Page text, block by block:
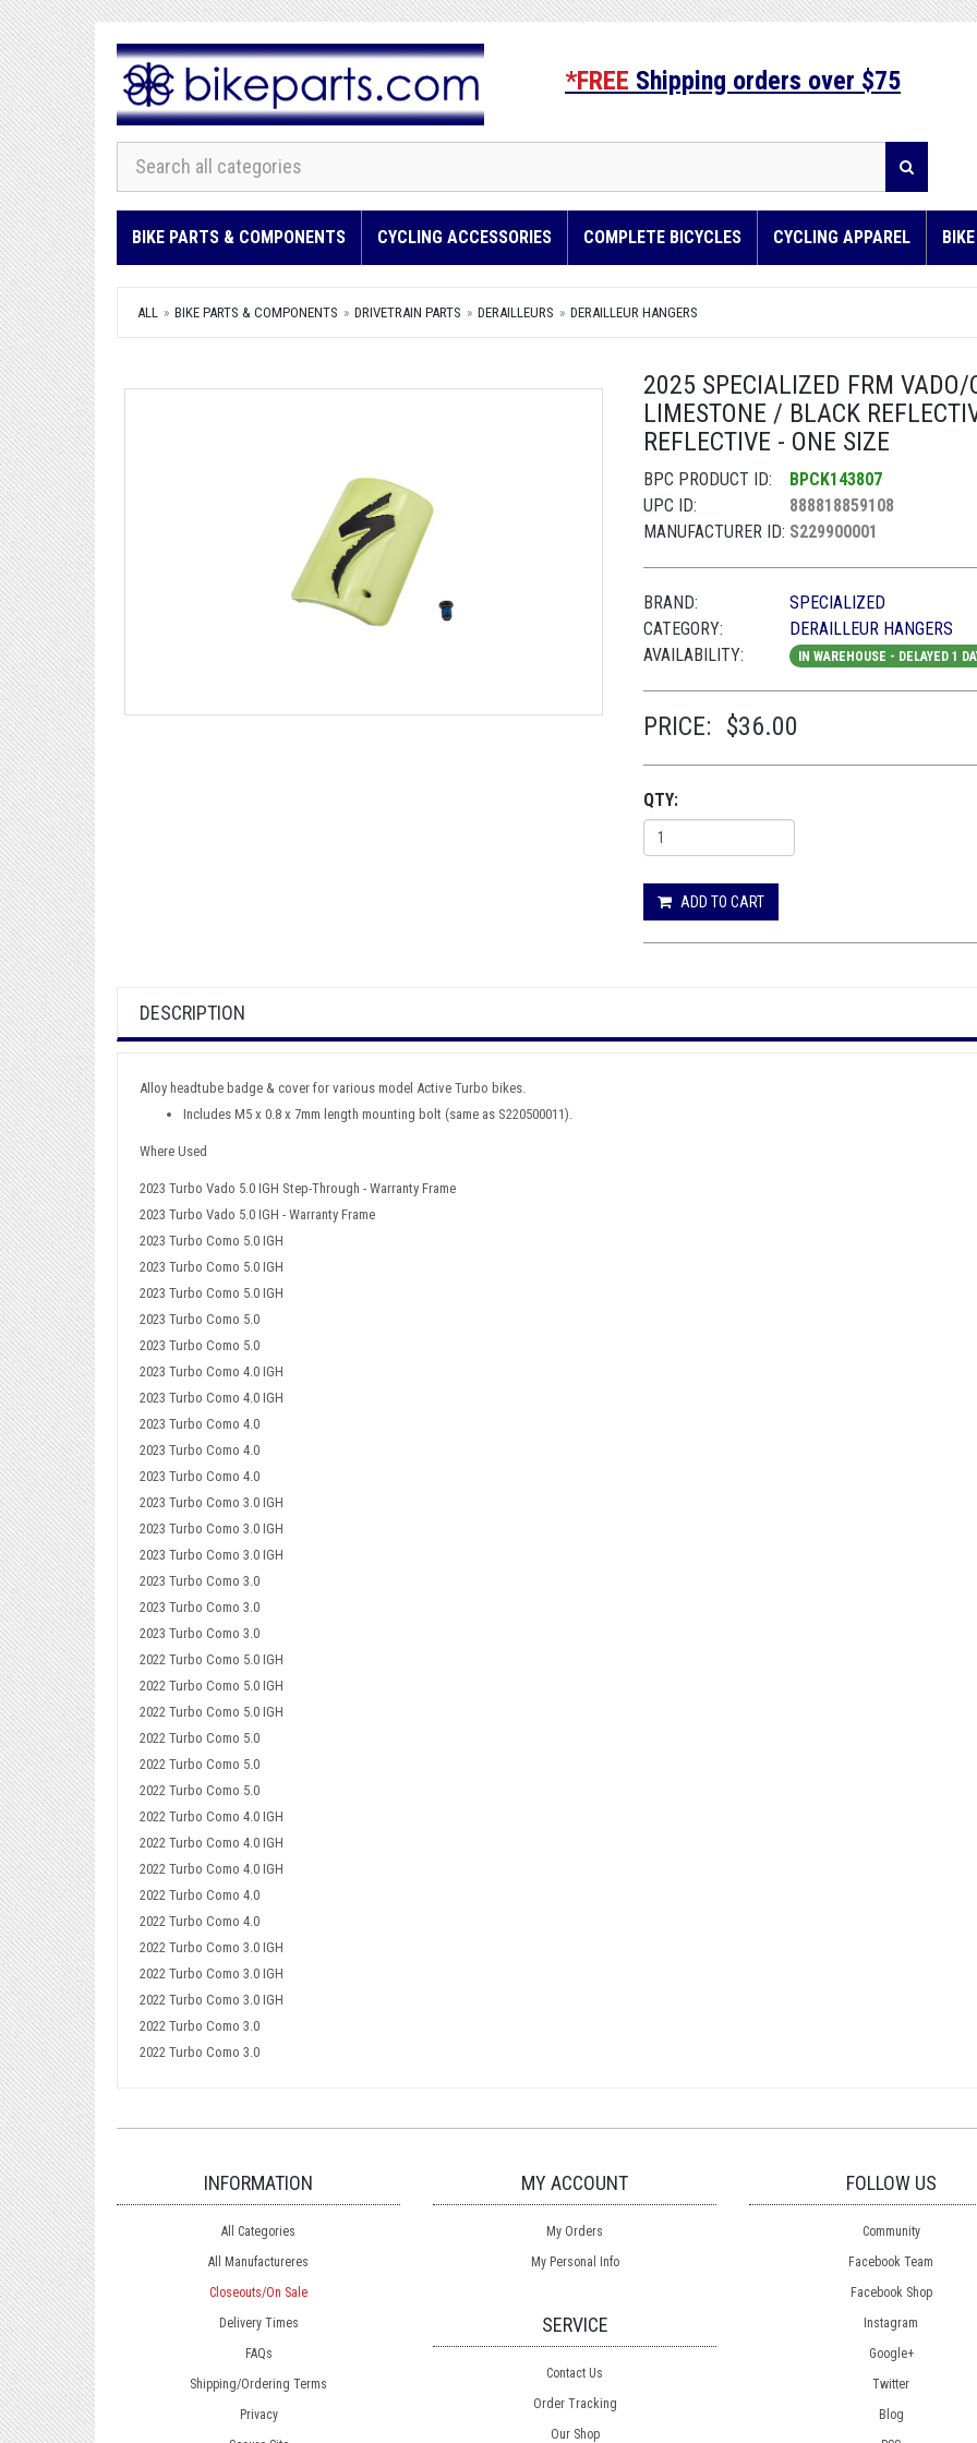
*FREE Shipping orders over $75
BIKE PARTS & COMPONENTS CYCLING ACCESSORIES COMPLETE BICYCLES CYCLING APPAREL
ALL BIKE PARTS & COMPONENTS DRIVETRAIN PARTS DERAILLEURS DERAILLEUR HANGERS
2025 SPECIALIZED FRM
LIMESTONE / BLACK
REFLECTIVE - ONE SIZE
BPC PRODUCT ID:
BPCK143807
UPC ID:
888818859108
MANUFACTURER ID: S229900001
BRAND:
SPECIALIZED
CATEGORY:
DERAILLEUR HANGERS
AVAILABILITY:
IN WAREHOUSE - DELAYED 1
PRICE: $36.00
QTY:
ADD TO CART
DESCRIPTION
Alloy headtube badge & cover for various model Active Turbo bikes.
Includes M5 x 0.8 x 7mm length mounting bolt (same as S220500011).
Where Used
2023 Turbo Vado 5.0 IGH Step-Through - Warranty Frame
2023 Turbo Vado 5.0 IGH - Warranty Frame
2023 Turbo Como 5.0 IGH
2023 Turbo Como 5.0 IGH
2023 Turbo Como 5.0 IGH
2023 Turbo Como 5.0
2023 Turbo Como 5.0
2023 Turbo Como 4.0 IGH
2023 Turbo Como 4.0 IGH
2023 Turbo Como 4.0
2023 Turbo Como 4.0
2023 Turbo Como 4.0
2023 Turbo Como 3.0 IGH
2023 Turbo Como 3.0 IGH
2023 Turbo Como 3.0 IGH
2023 Turbo Como 3.0
2023 Turbo Como 3.0
2023 Turbo Como 3.0
2022 Turbo Como 5.0 IGH
2022 Turbo Como 5.0 IGH
2022 Turbo Como 5.0 IGH
2022 Turbo Como 5.0
2022 Turbo Como 5.0
2022 Turbo Como 5.0
2022 Turbo Como 4.0 IGH
2022 Turbo Como 4.0 IGH
2022 Turbo Como 4.0 IGH
2022 Turbo Como 4.0
2022 Turbo Como 4.0
2022 Turbo Como 3.0 IGH
2022 Turbo Como 3.0 IGH
2022 Turbo Como 3.0 IGH
2022 Turbo Como 3.0
2022 Turbo Como 3.0
INFORMATION
All Categories
All Manufactureres
Closeouts/On Sale
Delivery Times
FAQs
Shipping/Ordering Terms
Privacy
MY ACCOUNT
My Orders
My Personal Info
SERVICE
Contact Us
Order Tracking
Our Shop
FOLLOW US
Community
Facebook Team
Facebook Shop
Instagram
Google+
Twitter
Blog